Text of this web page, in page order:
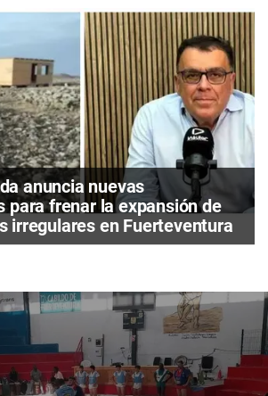
anuncia nuevas
para frenar la expansión de
irregulares en Fuerteventura